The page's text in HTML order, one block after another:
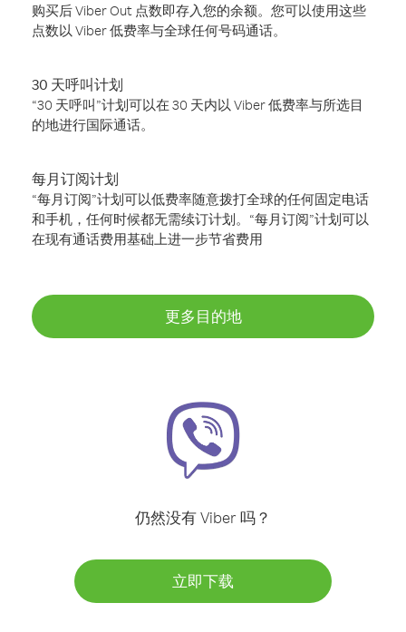
购买后 Viber Out 点数即存入您的余额。您可以使用这些
点数以 Viber 低费率与全球任何号码通话。
30 天呼叫计划
“30 天呼叫”计划可以在 30 天内以 Viber 低费率与所选目
的地进行国际通话。
每月订阅计划
“每月订阅”计划可以低费率随意拨打全球的任何固定电话
和手机，任何时候都无需续订计划。“每月订阅”计划可以
在现有通话费用基础上进一步节省费用
更多目的地
仍然没有 Viber 吗？
立即下载